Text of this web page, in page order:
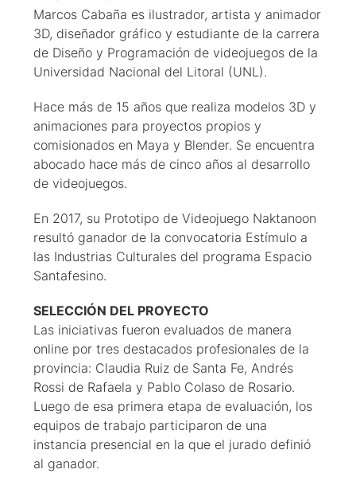
Marcos Cabaña es ilustrador, artista y animador
3D, diseñador gráfico y estudiante de la carrera
de Diseño y Programación de videojuegos de la
Universidad Nacional del Litoral (UNL).
Hace más de 15 años que realiza modelos 3D y
animaciones para proyectos propios y
comisionados en Maya y Blender. Se encuentra
abocado hace más de cinco años al desarrollo
de videojuegos.
En 2017, su Prototipo de Videojuego Naktanoon
resultó ganador de la convocatoria Estímulo a
las Industrias Culturales del programa Espacio
Santafesino.
SELECCIÓN DEL PROYECTO
Las iniciativas fueron evaluados de manera
online por tres destacados profesionales de la
provincia: Claudia Ruiz de Santa Fe, Andrés
Rossi de Rafaela y Pablo Colaso de Rosario.
Luego de esa primera etapa de evaluación, los
equipos de trabajo participaron de una
instancia presencial en la que el jurado definió
al ganador.